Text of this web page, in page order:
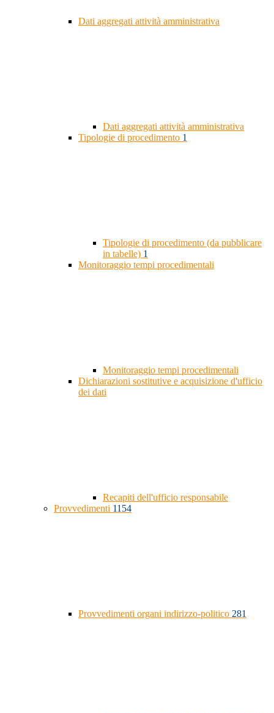
Dati aggregati attività amministrativa
Dati aggregati attività amministrativa
Tipologie di procedimento 1
Tipologie di procedimento (da pubblicare
in tabelle) 1
Monitoraggio tempi procedimentali
Monitoraggio tempi procedimentali
Dichiarazioni sostitutive e acquisizione d'ufficio
dei dati
Recapiti dell'ufficio responsabile
Provvedimenti 1154
Provvedimenti organi indirizzo-politico 281